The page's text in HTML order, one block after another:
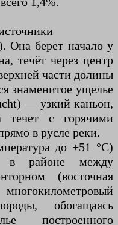
Она берет начало у
течёт через центр
части долины
знаменитое ущелье
— узкий каньон,
течет с горячими
в русле реки.
до +51 °C)
в районе между
(восточная
обогащаясь
построенного